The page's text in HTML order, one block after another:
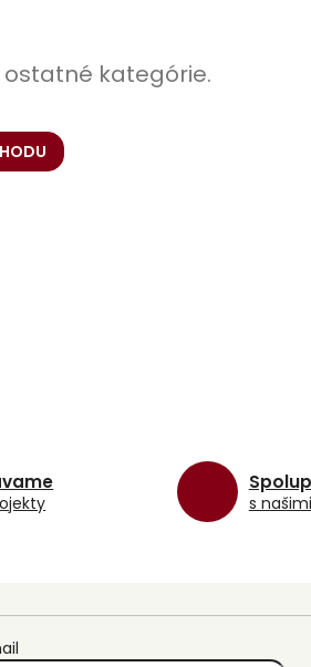
kategórie.
s